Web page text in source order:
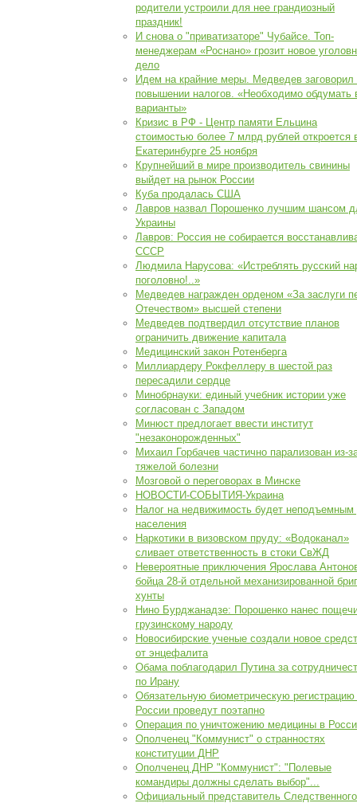
родители устроили для нее грандиозный
праздник!
И снова о "приватизаторе" Чубайсе. Топ-
менеджерам «Роснано» грозит новое
дело
Идем на крайние меры. Медведев заговорил
повышении налогов. «Необходимо обдумать
варианты»
Кризис в РФ - Центр памяти Ельцина
стоимостью более 7 млрд рублей откроется
Екатеринбурге 25 ноября
Крупнейший в мире производитель свинины
выйдет на рынок России
Куба продалась США
Лавров назвал Порошенко лучшим шансом
Украины
Лавров: Россия не собирается
СССР
Людмила Нарусова: «Истреблять русский
поголовно!..»
Медведев награжден орденом «За заслуги
Отечеством» высшей степени
Медведев подтвердил отсутствие планов
ограничить движение капитала
Медицинский закон Ротенберга
Миллиардеру Рокфеллеру в шестой раз
пересадили сердце
Минобрнауки: единый учебник истории уже
согласован с Западом
Минюст предлогает ввести институт
"незаконорожденных"
Михаил Горбачев частично парализован из-
тяжелой болезни
Мозговой о переговорах в Минске
НОВОСТИ-СОБЫТИЯ-Украина
Налог на недвижимость будет неподъемным
населения
Наркотики в визовском пруду: «Водоканал»
сливает ответственность в стоки СвЖД
Невероятные приключения Ярослава
бойца 28-й отдельной механизированной
хунты
Нино Бурджанадзе: Порошенко нанес
грузинскому народу
Новосибирские ученые создали новое
от энцефалита
Обама поблагодарил Путина за
по Ирану
Обязательную биометрическую регистрацию
России проведут поэтапно
Операция по уничтожению медицины в
Ополченец "Коммунист" о странностях
конституции ДНР
Ополченец ДНР "Коммунист": "Полевые
командиры должны сделать выбор"...
Официальный представитель Следственного